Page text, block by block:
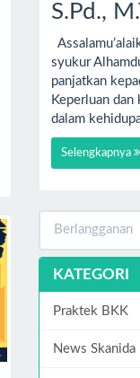
S.Pd.,
syukur
panjatkan
Keperluan dan
dalam
Selengkapnya
KATEGORI
Praktek BKK
News Skanida